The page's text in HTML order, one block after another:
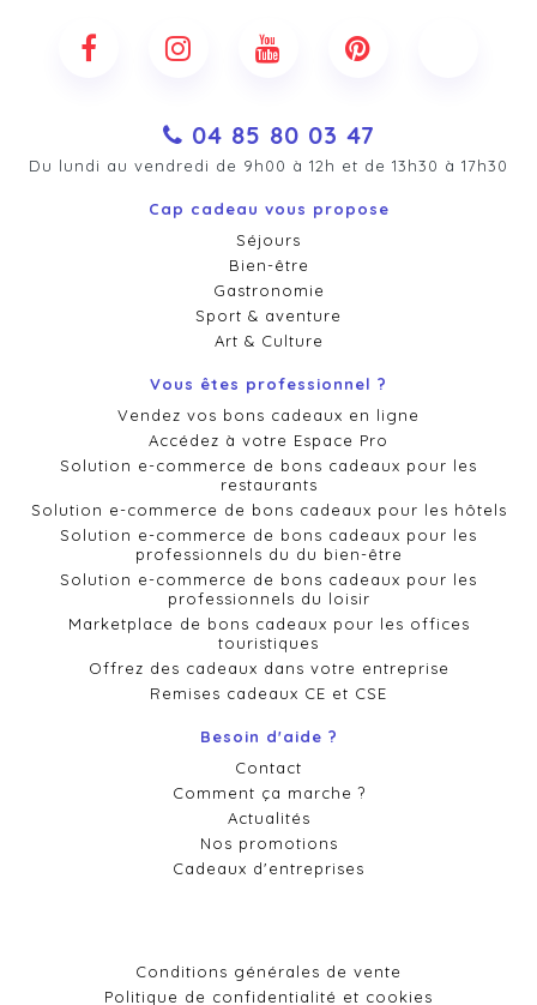
04 85 80 03 47
Du lundi au vendredi de 9h00 à 12h et de 13h30 à 17h30
Cap cadeau vous propose
Séjours
Bien-être
Gastronomie
Sport & aventure
Art & Culture
Vous êtes professionnel ?
Vendez vos bons cadeaux en ligne
Accédez à votre Espace Pro
Solution e-commerce de bons cadeaux pour les
restaurants
Solution e-commerce de bons cadeaux pour les hôtels
Solution e-commerce de bons cadeaux pour les
professionnels du du bien-être
Solution e-commerce de bons cadeaux pour les
professionnels du loisir
Marketplace de bons cadeaux pour les offices
touristiques
Offrez des cadeaux dans votre entreprise
Remises cadeaux CE et CSE
Besoin d'aide ?
Contact
Comment ça marche ?
Actualités
Nos promotions
Cadeaux d'entreprises
Conditions générales de vente
Politique de confidentialité et cookies